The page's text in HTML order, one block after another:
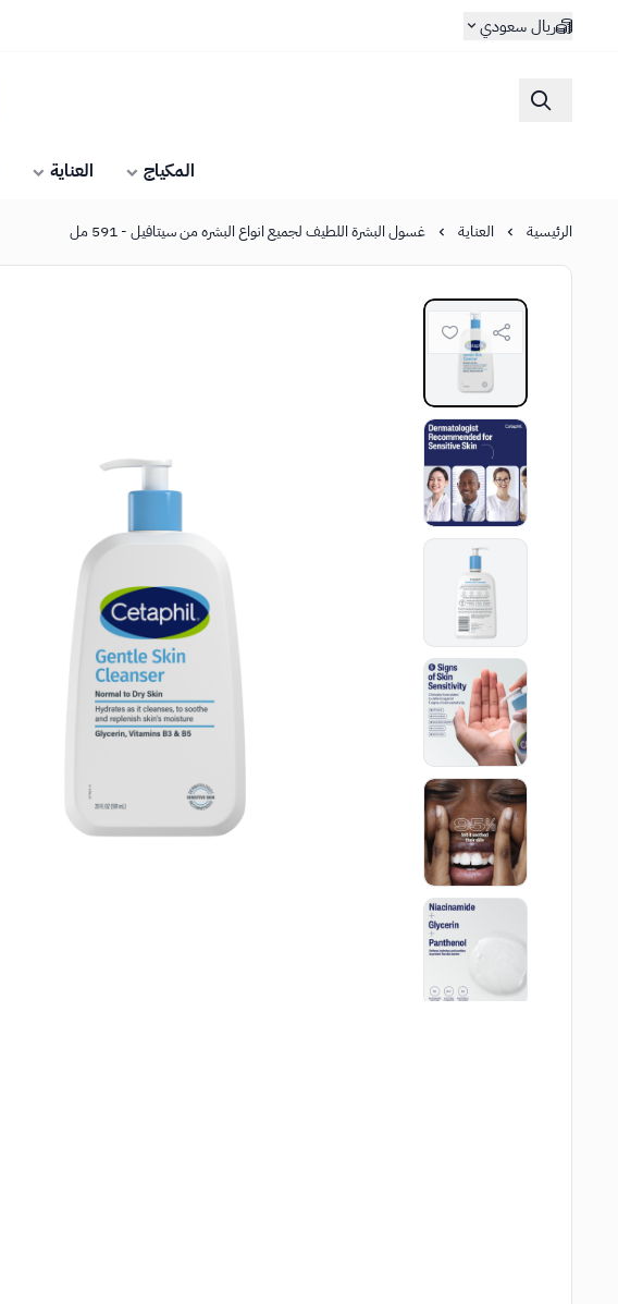
ريال سعودي
المكياج العناية
الرئيسية العناية غسول البشرة اللطيف لجميع انواع البشره من سيتافيل - 591 مل